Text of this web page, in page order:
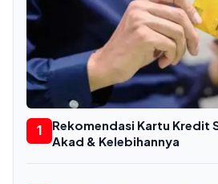
1
Rekomendasi Kartu Kredit
Akad & Kelebihannya